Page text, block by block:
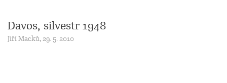
Davos, silvestr 1948
Jiří Macků, 29. 5. 2010